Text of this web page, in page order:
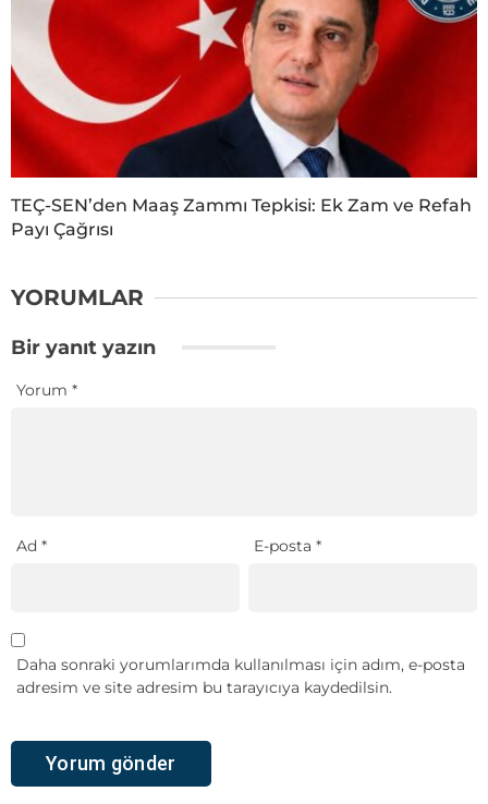
TEÇ-SEN’den Maaş Zammı Tepkisi: Ek Zam ve Refah
Payı Çağrısı
YORUMLAR
Bir yanıt yazın
Yorum *
Ad * E-posta*
Daha sonraki yorumlarımda kullanılması için adım, e-posta
adresim ve site adresim bu tarayıcıya kaydedilsin.